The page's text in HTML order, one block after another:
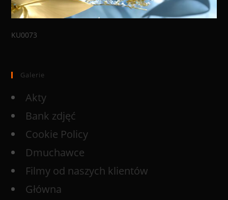
KU0073
Galerie
Akty
Bank zdjęć
Cookie Policy
Dmuchawce
Filmy od naszych klientów
Główna